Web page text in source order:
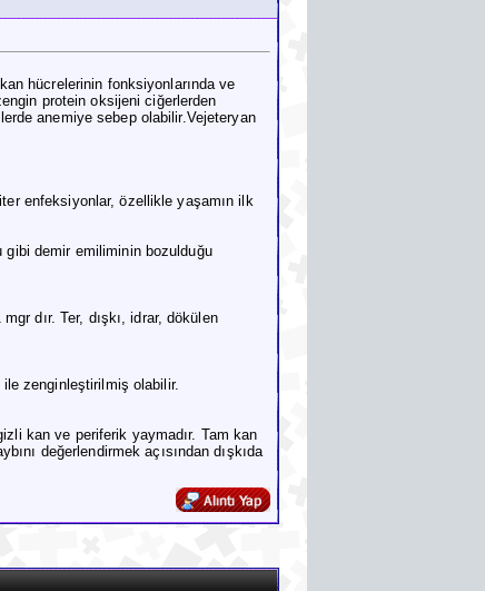
hücrelerinin fonksiyonlarında ve
protein oksijeni ciğerlerden
anemiye sebep olabilir.Vejeteryan
enfeksiyonlar, özellikle yaşamın ilk
demir emiliminin bozulduğu
dır. Ter, dışkı, idrar, dökülen
ile zenginleştirilmiş olabilir.
kan ve periferik yaymadır. Tam kan
değerlendirmek açısından dışkıda